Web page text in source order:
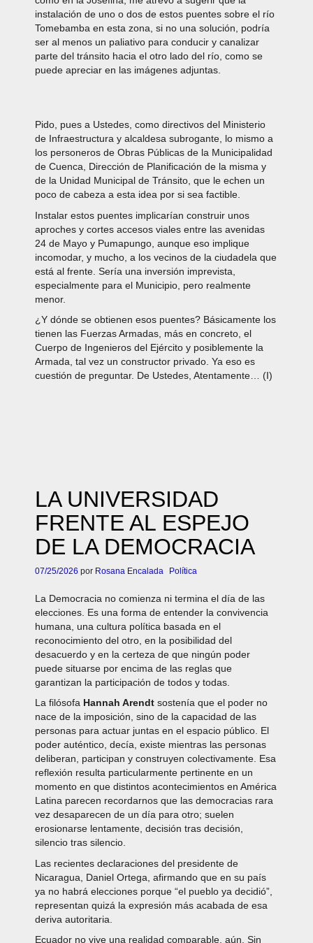
instalación de uno o dos de estos puentes sobre el río
Tomebamba en esta zona, si no una solución, podría
ser al menos un paliativo para conducir y canalizar
parte del tránsito hacia el otro lado del río, como se
puede apreciar en las imágenes adjuntas.
Pido, pues a Ustedes, como directivos del Ministerio
de Infraestructura y alcaldesa subrogante, lo mismo a
los personeros de Obras Públicas de la Municipalidad
de Cuenca, Dirección de Planificación de la misma y
de la Unidad Municipal de Tránsito, que le echen un
poco de cabeza a esta idea por si sea factible.
Instalar estos puentes implicarían construir unos
aproches y cortes accesos viales entre las avenidas
24 de Mayo y Pumapungo, aunque eso implique
incomodar, y mucho, a los vecinos de la ciudadela que
está al frente. Sería una inversión imprevista,
especialmente para el Municipio, pero realmente
menor.
¿Y dónde se obtienen esos puentes? Básicamente los
tienen las Fuerzas Armadas, más en concreto, el
Cuerpo de Ingenieros del Ejército y posiblemente la
Armada, tal vez un constructor privado. Ya eso es
cuestión de preguntar. De Ustedes, Atentamente… (I)
LA UNIVERSIDAD
FRENTE AL ESPEJO
DE LA DEMOCRACIA
07/25/2026 por Rosana Encalada Política
La Democracia no comienza ni termina el día de las
elecciones. Es una forma de entender la convivencia
humana, una cultura política basada en el
reconocimiento del otro, en la posibilidad del
desacuerdo y en la certeza de que ningún poder
puede situarse por encima de las reglas que
garantizan la participación de todos y todas.
La filósofa Hannah Arendt sostenía que el poder no
nace de la imposición, sino de la capacidad de las
personas para actuar juntas en el espacio público. El
poder auténtico, decía, existe mientras las personas
deliberan, participan y construyen colectivamente. Esa
reflexión resulta particularmente pertinente en un
momento en que distintos acontecimientos en América
Latina parecen recordarnos que las democracias rara
vez desaparecen de un día para otro; suelen
erosionarse lentamente, decisión tras decisión,
silencio tras silencio.
Las recientes declaraciones del presidente de
Nicaragua, Daniel Ortega, afirmando que en su país
ya no habrá elecciones porque “el pueblo ya decidió”,
representan quizá la expresión más acabada de esa
deriva autoritaria.
Ecuador no vive una realidad comparable, aún. Sin